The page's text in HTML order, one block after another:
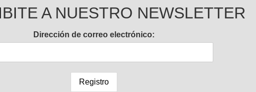
A NUESTRO NEWSLETTER
Dirección de correo electrónico: